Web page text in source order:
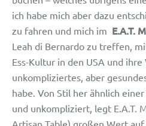
ich habe mich aber dazu
zu fahren und mich im E.A.T.
Leah di Bernardo zu treffen,
Ess-Kultur in den USA und
unkompliziertes, aber
habe. Von Stil her ähnlich
und unkompliziert, legt E.A.T.
Artisan Table) großen Wert